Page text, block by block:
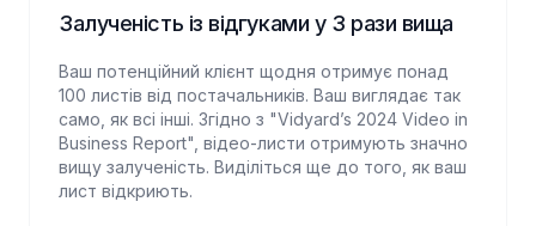
Залученість із відгуками у 3 рази вища
Ваш потенційний клієнт щодня отримує понад
100 листів від постачальників. Ваш виглядає так
само, як всі інші. Згідно з "Vidyard’s 2024 Video in
Business Report", відео-листи отримують значно
вищу залученість. Виділіться ще до того, як ваш
лист відкриють.